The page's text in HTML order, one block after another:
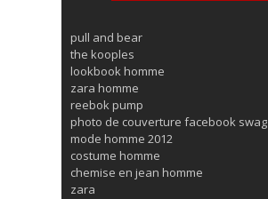
pull and bear
the kooples
lookbook homme
zara homme
reebok pump
photo de couverture facebook swag
mode homme 2012
costume homme
chemise en jean homme
zara